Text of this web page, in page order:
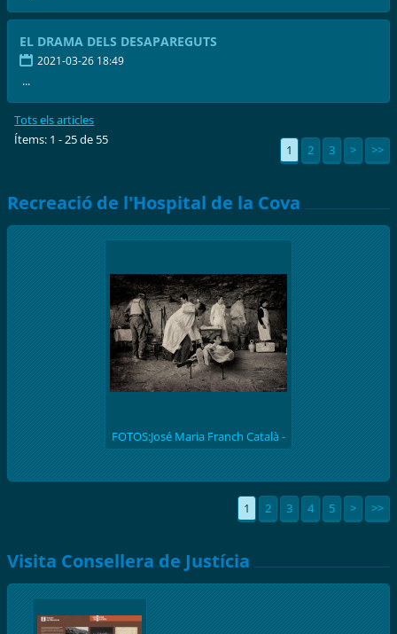
EL DRAMA DELS DESAPAREGUTS
2021-03-26 18:49
...
Tots els articles
Ítems: 1 - 25 de 55
1 2 3 > >>
Recreació de l'Hospital de la Cova
FOTOS:José Maria Franch Català -
1
2 3 4 5 > >>
Visita Consellera de Justícia